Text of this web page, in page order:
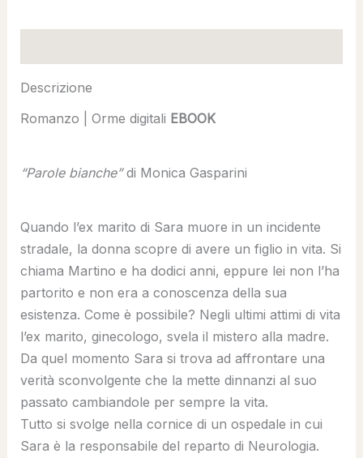
Descrizione
Romanzo | Orme digitali EBOOK
“Parole bianche”di Monica Gasparini
Quando l’ex marito di Sara muore in un incidente
stradale, la donna scopre di avere un figlio in vita. Si
chiama Martino e ha dodici anni, eppure lei non l’ha
partorito e non era a conoscenza della sua
esistenza. Come è possibile? Negli ultimi attimi di vita
l’ex marito, ginecologo, svela il mistero alla madre.
Da quel momento Sara si trova ad affrontare una
verità sconvolgente che la mette dinnanzi al suo
passato cambiandole per sempre la vita.
Tutto si svolge nella cornice di un ospedale in cui
Sara è la responsabile del reparto di Neurologia.